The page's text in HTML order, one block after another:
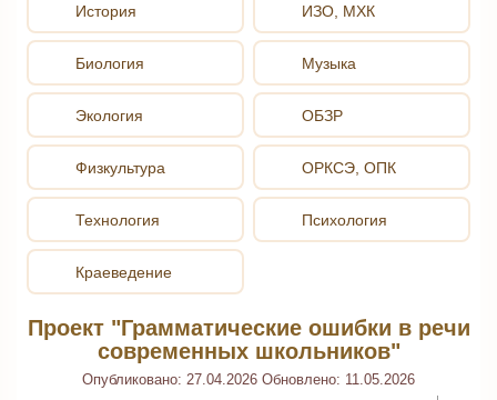
История
Биология
Экология
ИЗО, МХК
Музыка
ОБЗР
Физкультура
Технология
Краеведение
ОРКСЭ, ОПК
Психология
Проект "Грамматические ошибки в речи
современных школьников"
Опубликовано: 27.04.2026 Обновлено: 11.05.2026